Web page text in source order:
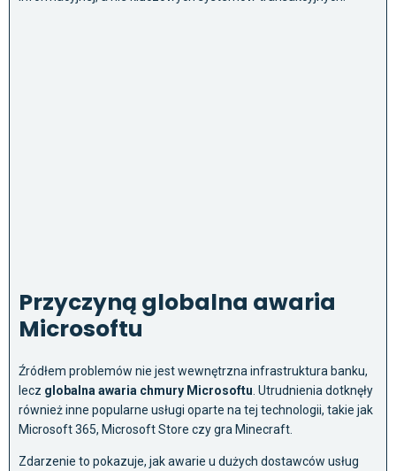
Przyczyną globalna awaria
Microsoftu
Źródłem problemów nie jest wewnętrzna infrastruktura banku,
lecz globalna awaria chmury Microsoftu . Utrudnienia dotknęły
również inne popularne usługi oparte na tej technologii, takie jak
Microsoft 365, Microsoft Store czy gra Minecraft.
Zdarzenie to pokazuje, jak awarie u dużych dostawców usług